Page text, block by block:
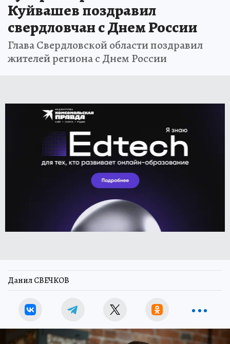
Куйвашев поздравил
свердловчан с Днем России
Глава Свердловской области поздравил
жителей региона с Днем России
Данил СВЕЧКОВ